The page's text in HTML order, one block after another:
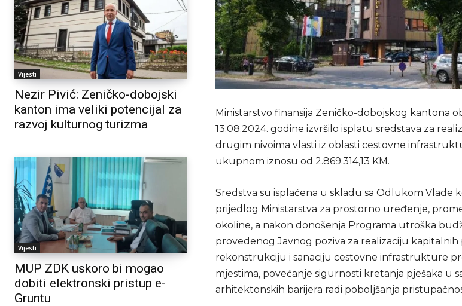
Vijesti
Nezir Pivić: Zeničko-dobojski
kanton ima veliki potencijal za
razvoj kulturnog turizma
Vijesti
MUP ZDK uskoro bi mogao
dobiti elektronski pristup e-
Gruntu
Ministarstvo finansija Zeničko-dobojskog kantona
13.08.2024. godine izvršilo isplatu sredstava za
drugim nivoima vlasti iz oblasti cestovne
ukupnom iznosu od 2.869.314,13 KM.
Sredstva su isplaćena u skladu sa Odlukom Vlade
prijedlog Ministarstva za prostorno uređenje,
okoline, a nakon donošenja Programa utroška
provedenog Javnog poziva za realizaciju
rekonstrukciju i sanaciju cestovne infrastrukture
mjestima, povećanje sigurnosti kretanja pješaka u
arhitektonskih barijera radi poboljšanja